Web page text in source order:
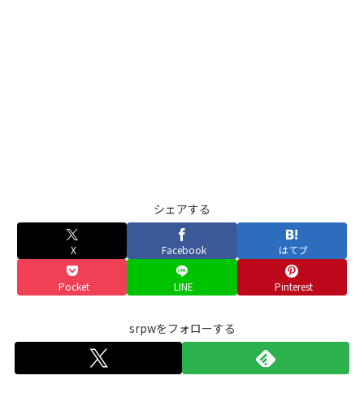
シェアする
X Facebook はてブ
Pocket LINE Pinterest
srpwをフォローする